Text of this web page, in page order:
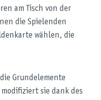
am Tisch von der
die Spielenden
wählen, die
Grundelemente
sie dank des